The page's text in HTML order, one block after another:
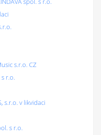
s.r.o. CZ
r.o.
s.r.o. v likvidaci
s r.o.